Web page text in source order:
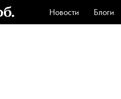
Новости Блоги
Стиль